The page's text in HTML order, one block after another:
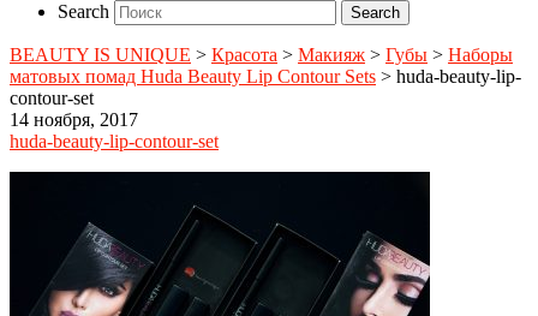
Search
BEAUTY IS UNIQUE > Красота > Макияж > Губы > Наборы
матовых помад Huda Beauty Lip Contour Sets > huda-beauty-lip-
contour-set
14 ноября, 2017
huda-beauty-lip-contour-set